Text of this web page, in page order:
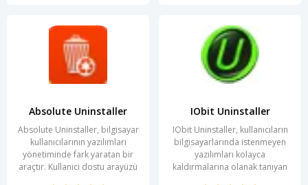
Absolute Uninstaller
Absolute Uninstaller, bilgisayar
kullanıcılarının yazılımları
yönetiminde fark yaratan bir
araçtır. Kullanıcı dostu arayüzü
IObit Uninstaller
IObit Uninstaller, kullanıcıların
bilgisayarlarında istenmeyen
yazılımları kolayca
kaldırmalarına olanak tanıyan